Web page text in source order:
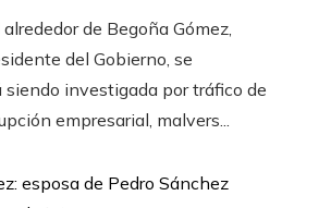
de Begoña Gómez,
del Gobierno, se
siendo investigada por tráfico de
empresarial, malvers...